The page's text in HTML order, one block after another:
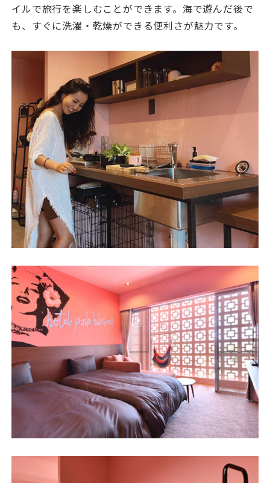
イルで旅行を楽しむことができます。海で遊んだ後で
も、すぐに洗濯・乾燥ができる便利さが魅力です。